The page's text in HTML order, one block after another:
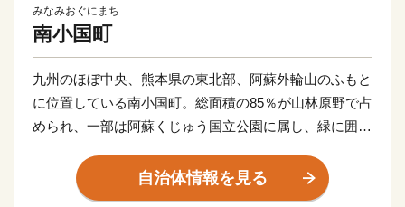
みなみおぐにまち
南小国町
九州のほぼ中央、熊本県の東北部、阿蘇外輪山のふもと
に位置している南小国町。総面積の85％が山林原野で占
められ、一部は阿蘇くじゅう国立公園に属し、緑に囲ま
全国的に知られる名湯「黒川温泉」をはじめ多くの温泉
自治体情報を見る